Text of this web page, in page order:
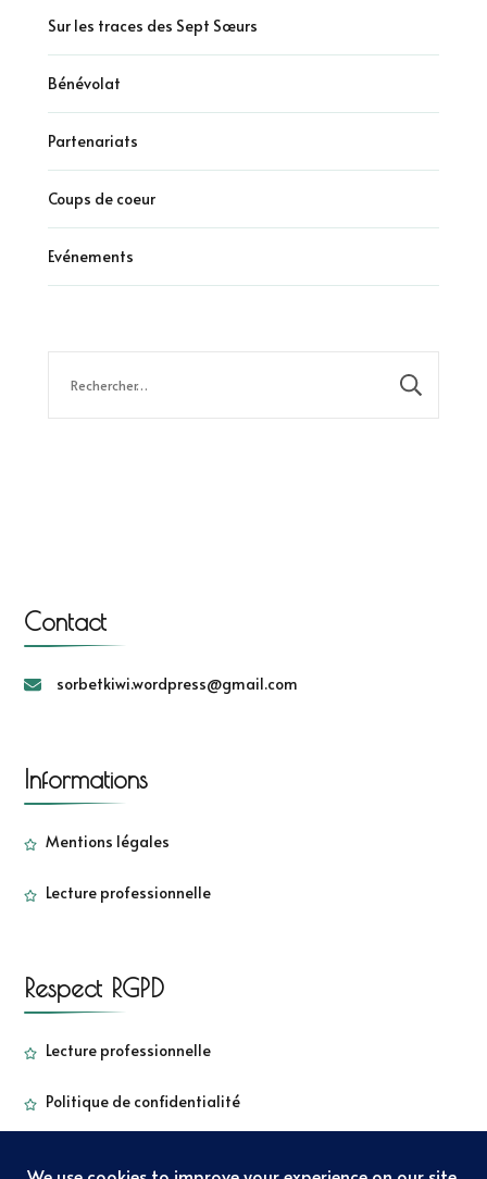
Sur les traces des Sept Sœurs
Bénévolat
Partenariats
Coups de coeur
Evénements
Contact
sorbetkiwi.wordpress@gmail.com
Informations
Mentions légales
Lecture professionnelle
Respect RGPD
Lecture professionnelle
Politique de confidentialité